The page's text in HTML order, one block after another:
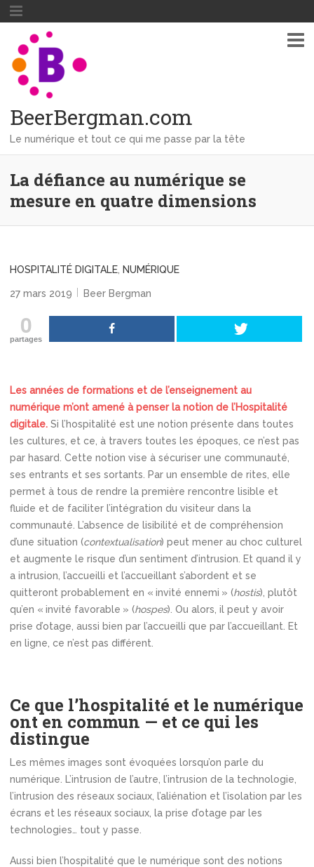
BeerBergman.com
Le numérique et tout ce qui me passe par la tête
La défiance au numérique se
mesure en quatre dimensions
HOSPITALITÉ DIGITALE NUMÉRIQUE
27 mars 2019 Beer Bergman
0
partages
Les années de formations et de l’enseignement au
numérique m’ont amené à penser la notion de l’Hospitalité
digitale. Si l’hospitalité est une notion présente dans toutes
les cultures, et ce, à travers toutes les époques, ce n’est pas
par hasard. Cette notion vise à sécuriser une communauté,
ses entrants et ses sortants. Par un ensemble de rites, elle
permet à tous de rendre la première rencontre lisible et
fluide et de faciliter l’intégration du visiteur dans la
communauté. L’absence de lisibilité et de compréhension
d’une situation (contextualisation) peut mener au choc culturel
et augmente le risque d’un sentiment d’intrusion. Et quand il y
a intrusion, l’accueilli et l’accueillant s’abordent et se
quitteront probablement en « invité ennemi » (hostis), plutôt
qu’en « invité favorable » (hospes). Ou alors, il peut y avoir
prise d’otage, aussi bien par l’accueilli que par l’accueillant. Et
en ligne, ce n’est pas différent.
Ce que l’hospitalité et le numérique
ont en commun — et ce qui les
distingue
Les mêmes images sont évoquées lorsqu’on parle du
numérique. L’intrusion de l’autre, l’intrusion de la technologie,
l’intrusion des réseaux sociaux, l’aliénation et l’isolation par les
écrans et les réseaux sociaux, la prise d’otage par les
technologies… tout y passe.
Aussi bien l’hospitalité que le numérique sont des notions